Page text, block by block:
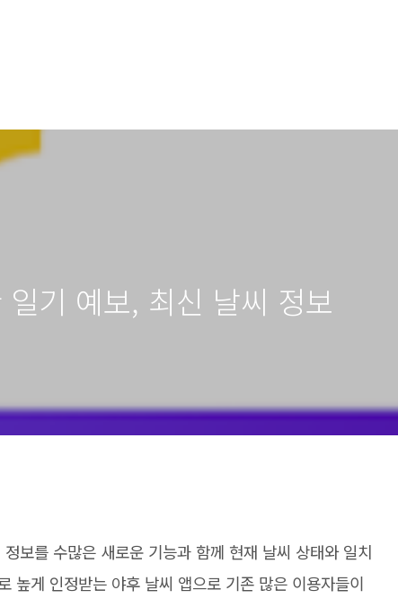
기 예보, 최신 날씨 정보
보를 수많은 새로운 기능과 함께 현재 날씨 상태와 일치
높게 인정받는 야후 날씨 앱으로 기존 많은 이용자들이